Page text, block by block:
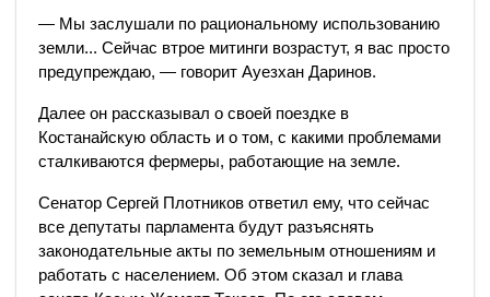
— Мы заслушали по рациональному использованию
земли... Сейчас втрое митинги возрастут, я вас просто
предупреждаю, — говорит Ауезхан Даринов.
Далее он рассказывал о своей поездке в
Костанайскую область и о том, с какими проблемами
сталкиваются фермеры, работающие на земле.
Сенатор Сергей Плотников ответил ему, что сейчас
все депутаты парламента будут разъяснять
законодательные акты по земельным отношениям и
работать с населением. Об этом сказал и глава